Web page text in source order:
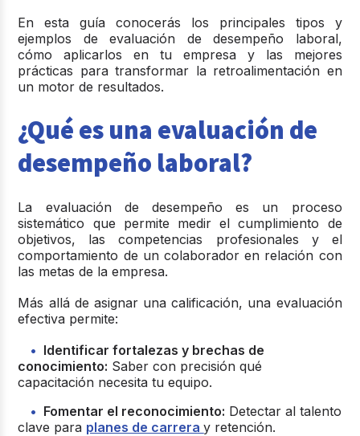
En esta guía conocerás los principales tipos y
ejemplos de evaluación de desempeño laboral,
cómo aplicarlos en tu empresa y las mejores
prácticas para transformar la retroalimentación en
un motor de resultados.
¿Qué es una evaluación de
desempeño laboral?
La evaluación de desempeño es un proceso
sistemático que permite medir el cumplimiento de
objetivos, las competencias profesionales y el
comportamiento de un colaborador en relación con
las metas de la empresa.
Más allá de asignar una calificación, una evaluación
efectiva permite:
Identificar fortalezas y brechas de
conocimiento: Saber con precisión qué
capacitación necesita tu equipo.
Fomentar el reconocimiento: Detectar al talento
clave para planes de carreray retención.